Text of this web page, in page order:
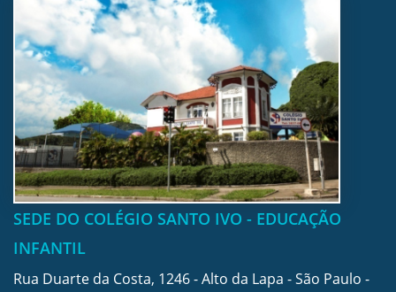
SEDE DO COLÉGIO SANTO IVO - EDUCAÇÃO
INFANTIL
Rua Duarte da Costa, 1246 - Alto da Lapa - São Paulo -